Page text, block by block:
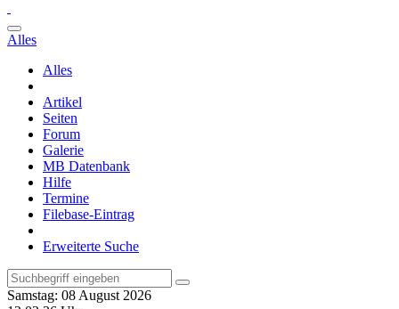
Alles
Alles
Artikel
Seiten
Forum
Galerie
MB Datenbank
Hilfe
Termine
Filebase-Eintrag
Erweiterte Suche
Samstag: 08 August 2026